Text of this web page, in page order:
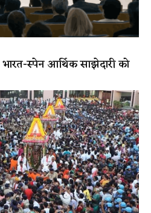
स्पेन आर्थिक साझेदारी को